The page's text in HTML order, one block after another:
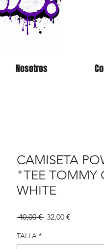
Nosotros
CAMISETA
"TEE TOMMY
WHITE
40,00 € Precio
32,00 €
TALLA *